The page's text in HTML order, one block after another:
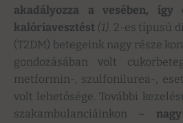
akadályozza a vesében, így
kalóriavesztést (1). 2-es típusú
(T2DM) betegeink nagy része
gondozásában volt
metformin-, szulfonilurea-,
volt lehetősége. További
szakambulanciáinkon –